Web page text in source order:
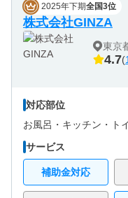
2025年下期全国3位
株式会社GINZA
東京
4.7(
対応部位
お風呂・ キッチン・ ト
サービス
補助金対応